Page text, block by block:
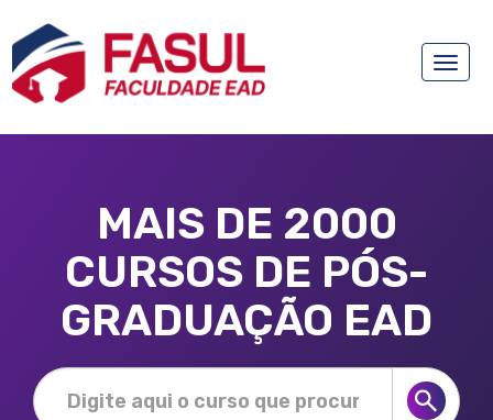
Toggle
MAIS DE 2000
CURSOS DE PÓS-
GRADUAÇÃO EAD